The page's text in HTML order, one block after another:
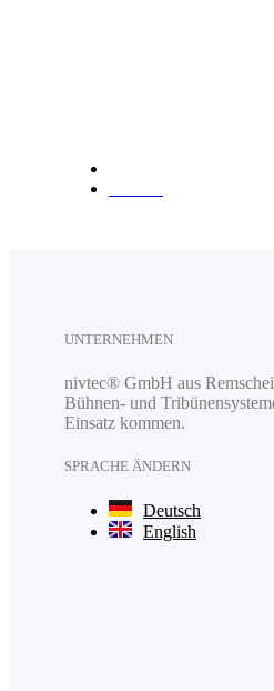
UNTERNEHMEN
nivtec® GmbH aus
Bühnen- und
Einsatz kommen.
SPRACHE ÄNDERN
Deutsch
English